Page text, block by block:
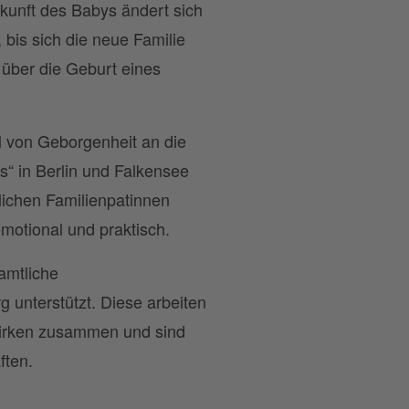
des Babys ändert sich
sich die neue Familie
die Geburt eines
Geborgenheit an die
in Berlin und Falkensee
Familienpatinnen
und praktisch.
unterstützt. Diese arbeiten
zusammen und sind